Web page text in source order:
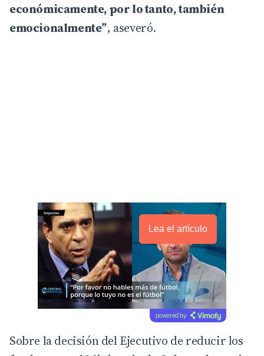
económicamente, por lo tanto, también
emocionalmente”, aseveró.
Lea el artículo
powered by
Sobre la decisión del Ejecutivo de reducir los